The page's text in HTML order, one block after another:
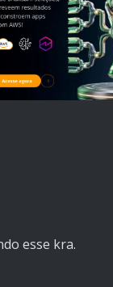
esse kra.